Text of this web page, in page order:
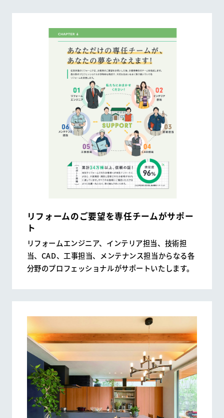
HDC HDC神戸
ウェルビーみのお
HDC BOX
HDC ジャーナル
WEBアンケート お問い合わせ
リフォームのご要望を専任チームがサポー
ト
リフォームエンジニア、インテリア担当、技術担
当、CAD、工事担当、メンテナンス担当からなる各
分野のプロフェッショナルがサポートいたします。